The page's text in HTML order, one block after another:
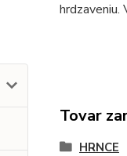
hrdzaveniu.
Tovar
HRNCE